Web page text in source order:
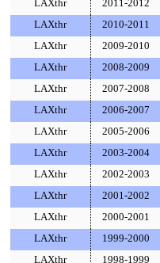
LAXthr 2011-2012
LAXthr 2010-2011
LAXthr 2009-2010
LAXthr 2008-2009
LAXthr 2007-2008
LAXthr 2006-2007
LAXthr 2005-2006
LAXthr 2003-2004
LAXthr 2002-2003
LAXthr 2001-2002
LAXthr 2000-2001
LAXthr 1999-2000
LAXthr 1998-1999